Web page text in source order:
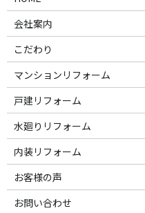
会社案内
こだわり
マンションリフォーム
戸建リフォーム
水廻りリフォーム
内装リフォーム
お客様の声
お問い合わせ